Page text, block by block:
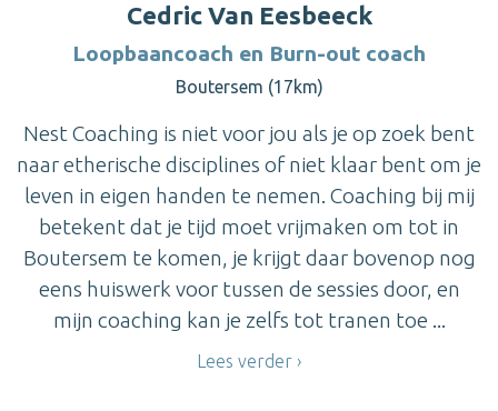
Cedric Van Eesbeeck
Loopbaancoach en Burn-out coach
Boutersem (17km)
Nest Coaching is niet voor jou als je op zoek bent
naar etherische disciplines of niet klaar bent om je
leven in eigen handen te nemen. Coaching bij mij
betekent dat je tijd moet vrijmaken om tot in
Boutersem te komen, je krijgt daar bovenop nog
eens huiswerk voor tussen de sessies door, en
mijn coaching kan je zelfs tot tranen toe ...
Lees verder